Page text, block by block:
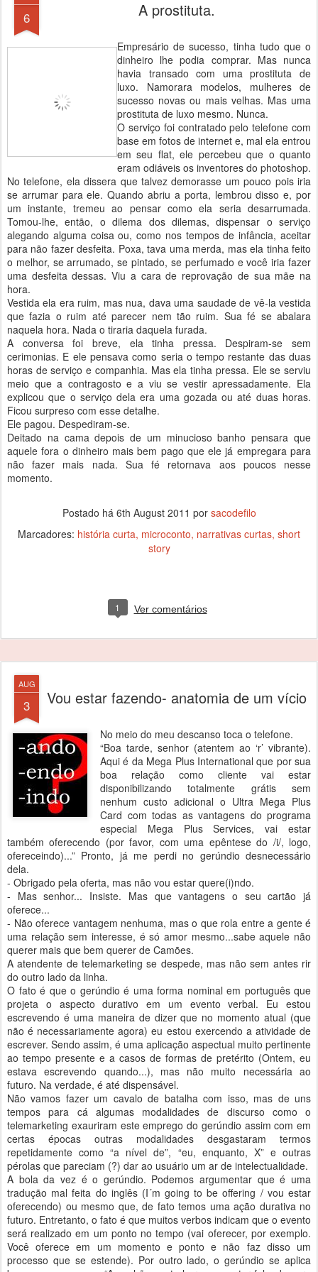
6 A prostituta.
Empresário de sucesso, tinha tudo que o
dinheiro lhe podia comprar. Mas nunca
havia transado com uma prostituta de
luxo. Namorara modelos, mulheres de
sucesso novas ou mais velhas. Mas uma
prostituta de luxo mesmo. Nunca.
O serviço foi contratado pelo telefone com
base em fotos de internet e, mal ela entrou
em seu flat, ele percebeu que o quanto
eram odiáveis os inventores do photoshop.
No telefone, ela dissera que talvez demorasse um pouco pois iria
se arrumar para ele. Quando abriu a porta, lembrou disso e, por
um instante, tremeu ao pensar como ela seria desarrumada.
Tomou-lhe, então, o dilema dos dilemas, dispensar o serviço
alegando alguma coisa ou, como nos tempos de infância, aceitar
para não fazer desfeita. Poxa, tava uma merda, mas ela tinha feito
o melhor, se arrumado, se pintado, se perfumado e você iria fazer
uma desfeita dessas. Viu a cara de reprovação de sua mãe na
hora.
Vestida ela era ruim, mas nua, dava uma saudade de vê-la vestida
que fazia o ruim até parecer nem tão ruim. Sua fé se abalara
naquela hora. Nada o tiraria daquela furada.
A conversa foi breve, ela tinha pressa. Despiram-se sem
cerimonias. E ele pensava como seria o tempo restante das duas
horas de serviço e companhia. Mas ela tinha pressa. Ele se serviu
meio que a contragosto e a viu se vestir apressadamente. Ela
explicou que o serviço dela era uma gozada ou até duas horas.
Ficou surpreso com esse detalhe.
Ele pagou. Despediram-se.
Deitado na cama depois de um minucioso banho pensara que
aquele fora o dinheiro mais bem pago que ele já empregara para
não fazer mais nada. Sua fé retornava aos poucos nesse
momento.
Postado há 6th August 2011 por sacodefilo
Marcadores: história curta microconto narrativas curtas short
story
1 Ver comentários
AUG
3 Vou estar fazendo- anatomia de um vício
No meio do meu descanso toca o telefone.
“Boa tarde, senhor (atentem ao ‘r’ vibrante).
Aqui é da Mega Plus International que por sua
boa relação como cliente vai estar
disponibilizando totalmente grátis sem
nenhum custo adicional o Ultra Mega Plus
Card com todas as vantagens do programa
especial Mega Plus Services, vai estar
também oferecendo (por favor, com uma epêntese do /i/, logo,
ofereceindo)...” Pronto, já me perdi no gerúndio desnecessário
dela.
- Obrigado pela oferta, mas não vou estar quere(i)ndo.
- Mas senhor... Insiste. Mas que vantagens o seu cartão já
oferece...
- Não oferece vantagem nenhuma, mas o que rola entre a gente é
uma relação sem interesse, é só amor mesmo...sabe aquele não
querer mais que bem querer de Camões.
A atendente de telemarketing se despede, mas não sem antes rir
do outro lado da linha.
O fato é que o gerúndio é uma forma nominal em português que
projeta o aspecto durativo em um evento verbal. Eu estou
escrevendo é uma maneira de dizer que no momento atual (que
não é necessariamente agora) eu estou exercendo a atividade de
escrever. Sendo assim, é uma aplicação aspectual muito pertinente
ao tempo presente e a casos de formas de pretérito (Ontem, eu
estava escrevendo quando...), mas não muito necessária ao
futuro. Na verdade, é até dispensável.
Não vamos fazer um cavalo de batalha com isso, mas de uns
tempos para cá algumas modalidades de discurso como o
telemarketing exauriram este emprego do gerúndio assim com em
certas épocas outras modalidades desgastaram termos
repetidamente como “a nível de”, “eu, enquanto, X” e outras
pérolas que pareciam (?) dar ao usuário um ar de intelectualidade.
A bola da vez é o gerúndio. Podemos argumentar que é uma
tradução mal feita do inglês (I´m going to be offering / vou estar
oferecendo) ou mesmo que, de fato temos uma ação durativa no
futuro. Entretanto, o fato é que muitos verbos indicam que o evento
será realizado em um ponto no tempo (vai oferecer, por exemplo.
Você oferece em um momento e ponto e não faz disso um
processo que se estende). Por outro lado, o gerúndio se aplica